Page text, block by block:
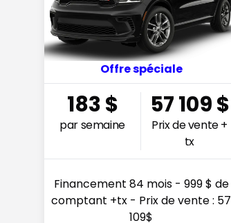
Offre spéciale
183$
par semaine
57 109$
Prix de vente +
tx
Financement 84 mois - 999 $ de
comptant +tx - Prix de vente : 57
109$